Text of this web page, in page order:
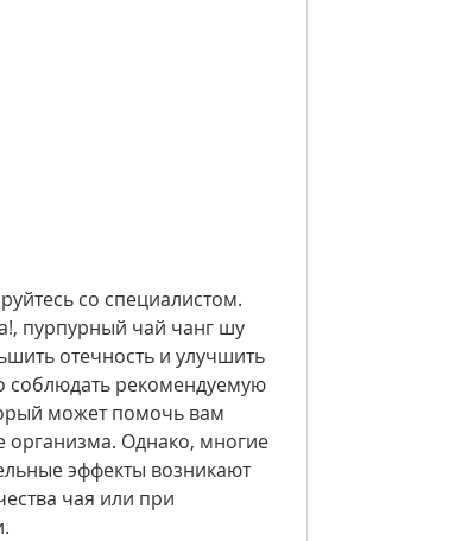
пурпурный чай чанг шу
отечность и улучшить
соблюдать рекомендуемую
может помочь вам
организма. Однако, многие
эффекты возникают
чая или при